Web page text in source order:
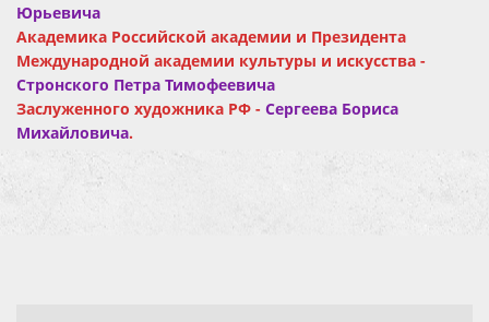
Юрьевича
Академика Российской академии и Президента
Международной академии культуры и искусства -
Стронского Петра Тимофеевича
Заслуженного художника РФ - Сергеева Бориса
Михайловича.